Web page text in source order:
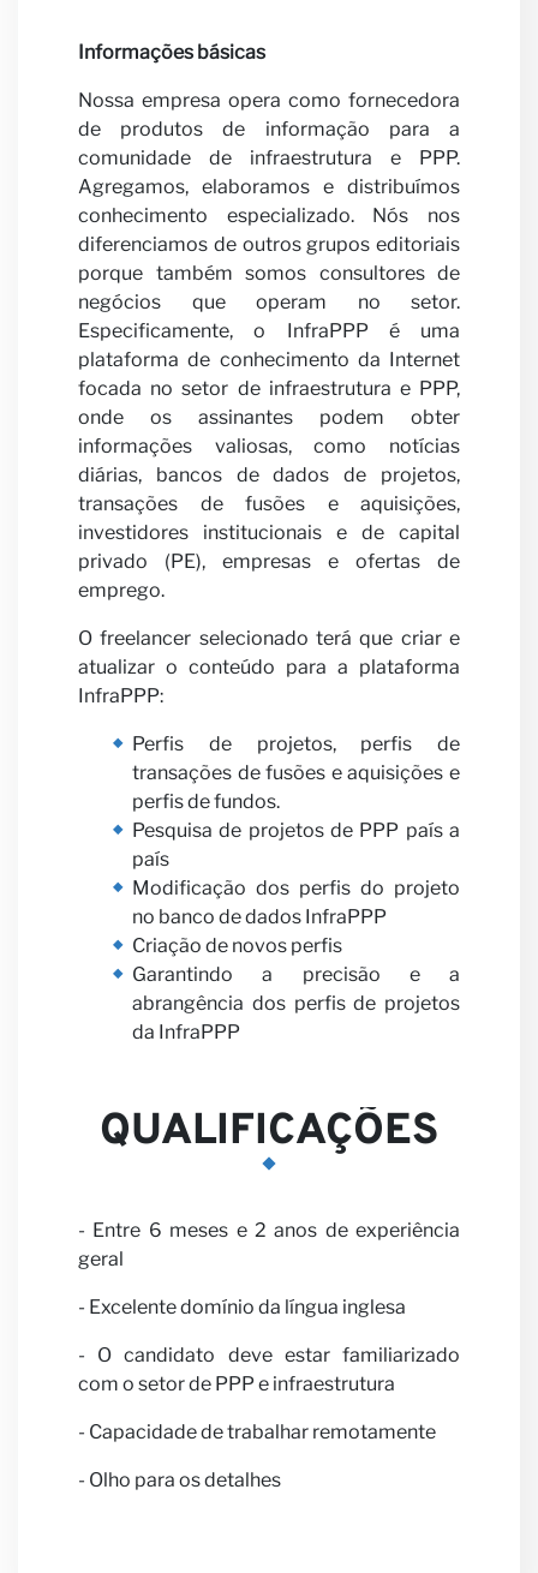
Seja
nosso
Informações básicas
Nossa empresa opera como fornecedora
de produtos de informação para a
comunidade de infraestrutura e PPP.
Agregamos, elaboramos e distribuímos
conhecimento especializado. Nós nos
diferenciamos de outros grupos editoriais
porque também somos consultores de
negócios que operam no setor.
Especificamente, o InfraPPP é uma
plataforma de conhecimento da Internet
focada no setor de infraestrutura e PPP,
onde os assinantes podem obter
informações valiosas, como notícias
diárias, bancos de dados de projetos,
transações de fusões e aquisições,
investidores institucionais e de capital
privado (PE), empresas e ofertas de
emprego.
O freelancer selecionado terá que criar e
atualizar o conteúdo para a plataforma
InfraPPP:
Perfis de projetos, perfis de
transações de fusões e aquisições e
perfis de fundos.
Pesquisa de projetos de PPP país a
país
Modificação dos perfis do projeto
no banco de dados InfraPPP
Criação de novos perfis
Garantindo a precisão e a
abrangência dos perfis de projetos
da InfraPPP
QUALIFICAÇÕES
- Entre 6 meses e 2 anos de experiência
geral
- Excelente domínio da língua inglesa
- O candidato deve estar familiarizado
com o setor de PPP e infraestrutura
- Capacidade de trabalhar remotamente
- Olho para os detalhes